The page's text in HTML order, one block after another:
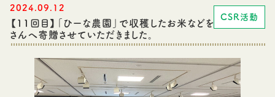
2024.09.12
【11回目】「ひーな農園」で収穫したお米などを子ども食堂
さんへ寄贈させていただきました。
CSR活動